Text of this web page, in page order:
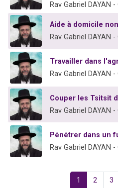
Rav Gabriel DAYAN
Aide à domicile
Rav Gabriel DAYAN
Travailler dans
Rav Gabriel DAYAN
Couper les Tsitsit
Rav Gabriel DAYAN
Pénétrer dans un
Rav Gabriel DAYAN
1 2 3